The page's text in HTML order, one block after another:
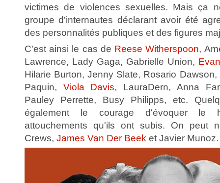
victimes de violences sexuelles. Mais ça
groupe d'internautes déclarant avoir été
des personnalités publiques et des figures
C'est ainsi le cas de Reese Witherspoon,
Lawrence, Lady Gaga, Gabrielle Union,
Hilarie Burton, Jenny Slate, Rosario
Paquin, Viola Davis, LauraDern, Anna
Pauley Perrette, Busy Philipps, etc.
également le courage d'évoquer le
attouchements qu'ils ont subis. On peut
Crews, James Van Der Beek et Javier Munoz.